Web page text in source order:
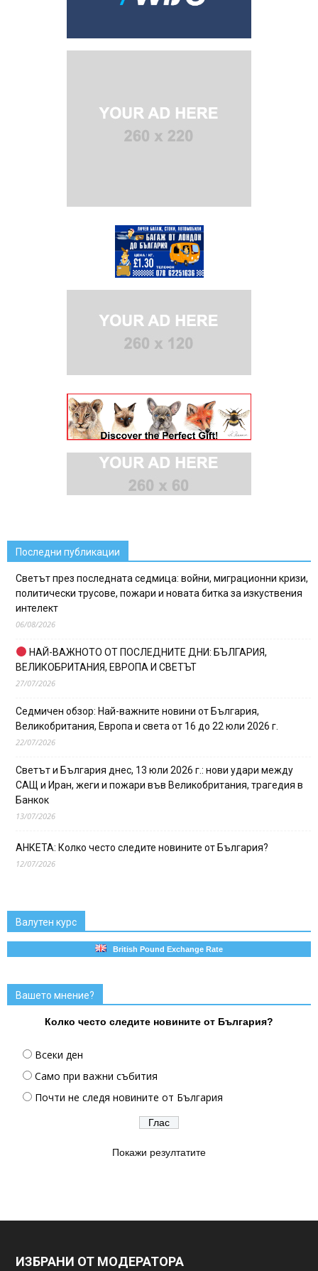
Последни публикации
Светът през последната седмица: войни, миграционни кризи,
политически трусове, пожари и новата битка за изкуствения
интелект
06/08/2026
НАЙ-ВАЖНОТО ОТ ПОСЛЕДНИТЕ ДНИ: БЪЛГАРИЯ,
ВЕЛИКОБРИТАНИЯ, ЕВРОПА И СВЕТЪТ
27/07/2026
Седмичен обзор: Най-важните новини от България,
Великобритания, Европа и света от 16 до 22 юли 2026 г.
22/07/2026
Светът и България днес, 13 юли 2026 г.: нови удари между
САЩ и Иран, жеги и пожари във Великобритания, трагедия в
Банкок
13/07/2026
АНКЕТА: Колко често следите новините от България?
12/07/2026
Валутен курс
British Pound Exchange Rate
Вашето мнение?
Колко често следите новините от България?
Всеки ден
Само при важни събития
Почти не следя новините от България
Покажи резултатите
ИЗБРАНИ ОТ МОДЕРАТОРА